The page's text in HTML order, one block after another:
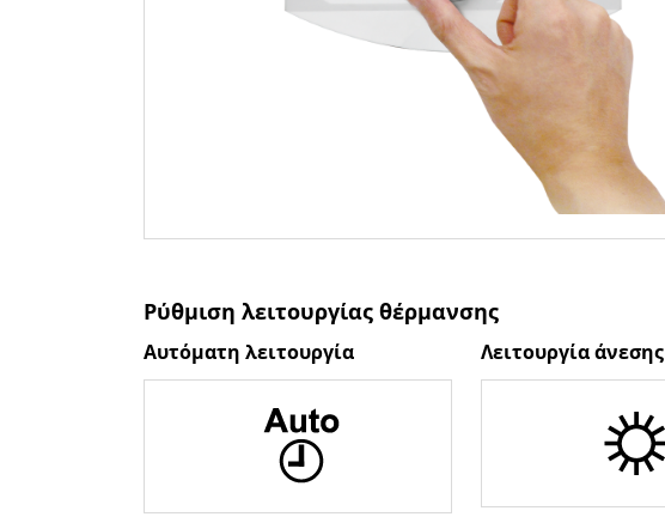
Ρύθμιση λειτουργίας θέρμανσης
Αυτόματη λειτουργία Λειτουργία άνεσης